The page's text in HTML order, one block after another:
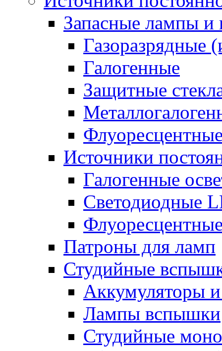
Запасные лампы и
Газоразрядные
Галогенные
Защитные
Источники
Галогенные
Светодиодные
Патроны для ламп
Студийные
Аккумуляторы
Лампы вспышки
Студийные